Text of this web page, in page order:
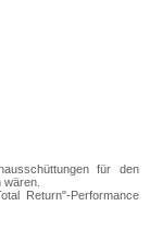
für den
Return"-Performance